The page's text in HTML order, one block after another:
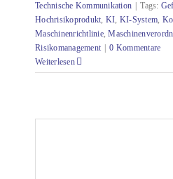
Technische Kommunikation
Tags:
Hochrisikoprodukt, KI, KI-System,
Maschinenrichtlinie,
Risikomanagement
0 Kommentare
Weiterlesen